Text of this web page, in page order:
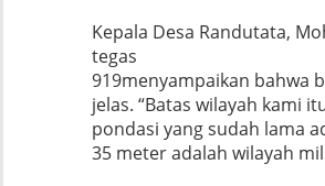
Kepala Desa Randutata,
tegas
919menyampaikan bahwa
jelas. “Batas wilayah kami
pondasi yang sudah lama
35 meter adalah wilayah